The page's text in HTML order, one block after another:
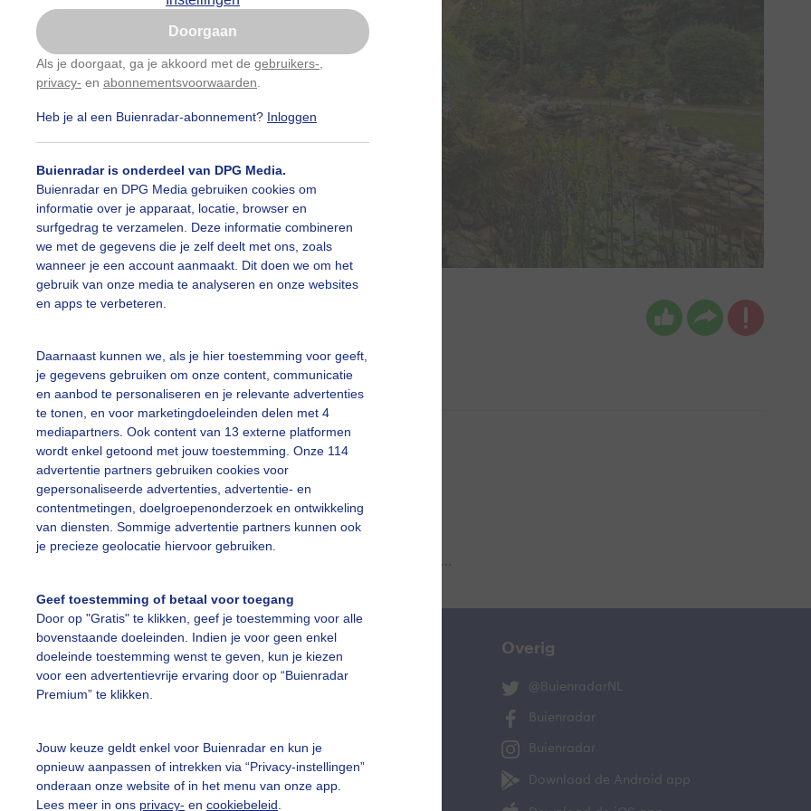
Doorgaan
Als je doorgaat, ga je akkoord met de gebruikers-
privacy- en abonnementsvoorwaarden
Heb je al een Buienradar-abonnement? Inloggen
Buienradar is onderdeel van DPG Media.
Buienradar en DPG Media gebruiken cookies om
informatie over je apparaat, locatie, browser en
surfgedrag te verzamelen. Deze informatie combineren
we met de gegevens die je zelf deelt met ons, zoals
wanneer je een account aanmaakt. Dit doen we om het
gebruik van onze media te analyseren en onze websites
en apps te verbeteren.
Daarnaast kunnen we, als je hier toestemming voor geeft,
je gegevens gebruiken om onze content, communicatie
en aanbod te personaliseren en je relevante advertenties
te tonen, en voor marketingdoeleinden delen met 4
mediapartners. Ook content van 13 externe platformen
wordt enkel getoond met jouw toestemming. Onze 114
advertentie partners gebruiken cookies voor
gepersonaliseerde advertenties, advertentie- en
contentmetingen, doelgroepenonderzoek en ontwikkeling
van diensten. Sommige advertentie partners kunnen ook
je precieze geolocatie hiervoor gebruiken.
Geef toestemming of betaal voor toegang
Door op "Gratis" te klikken, geef je toestemming voor alle
bovenstaande doeleinden. Indien je voor geen enkel
doeleinde toestemming wenst te geven, kun je kiezen
voor een advertentievrije ervaring door op “Buienradar
Premium” te klikken.
Jouw keuze geldt enkel voor Buienradar en kun je
opnieuw aanpassen of intrekken via “Privacy-instellingen”
onderaan onze website of in het menu van onze app.
Lees meer in ons privacy- en cookiebeleid
zon dus nu maar even doen dan
Zon
slideshow
vragen
Mijn weer Overig
@BuienradarNL
Buienradar
Buienradar
Download de Android app
Nu niet, misschien later
Gebruik je Safari en wil je niet elke dag deze pop-up
Klikhierom dit aan te passen